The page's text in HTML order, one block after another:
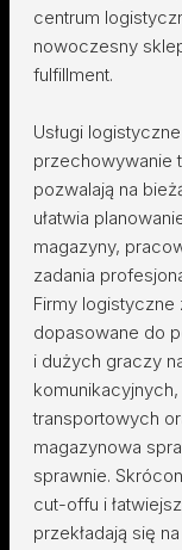
centrum
nowoczesny
fulfillment.
Usługi
przechowywanie
pozwalają na
ułatwia
magazyny,
zadania
Firmy logistyczne
dopasowane do
i dużych graczy
transportowych
magazynowa
sprawnie.
cut-offu i
przekładają się